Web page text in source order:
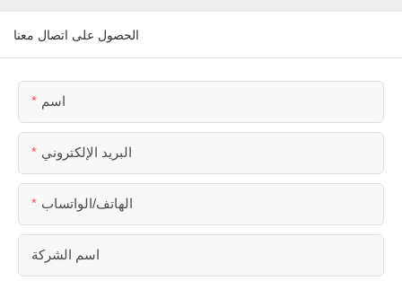
الحصول على اتصال معنا
اسم
البريد الإلكتروني
الهاتف/الواتساب
اسم الشركة